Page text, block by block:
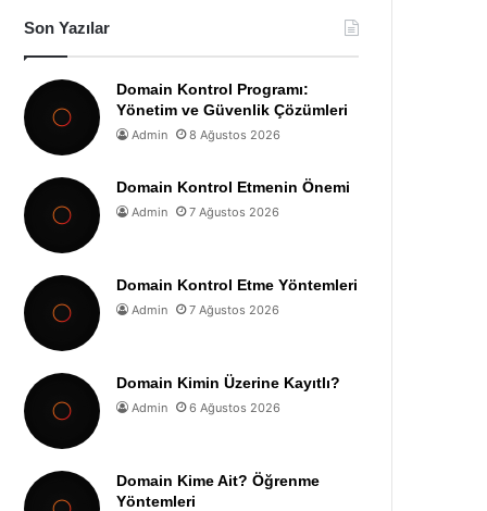
Son Yazılar
Domain Kontrol Programı:
Yönetim ve Güvenlik Çözümleri
Admin 8 Ağustos 2026
Domain Kontrol Etmenin Önemi
Admin 7 Ağustos 2026
Domain Kontrol Etme Yöntemleri
Admin 7 Ağustos 2026
Domain Kimin Üzerine Kayıtlı?
Admin 6 Ağustos 2026
Domain Kime Ait? Öğrenme
Yöntemleri